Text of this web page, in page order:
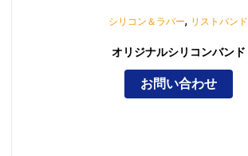
シリコン＆ラバー, リストバンド
オリジナルシリコンバンド
お問い合わせ